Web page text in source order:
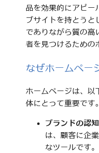
品を効果的にアピー
ブサイトを持とうと
でありながら質の高
者を見つけるための
なぜホームペー
ホームページは、以
体にとって重要です。
ブランドの認
は、顧客に企
なツールです。